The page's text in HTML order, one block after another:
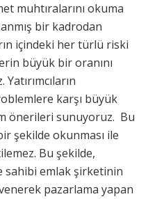
muhtıralarını okuma
bir kadrodan
içindeki her türlü riski
büyük bir oranını
Yatırımcıların
karşı büyük
önerileri sunuyoruz. Bu
şekilde okunması ile
Bu şekilde,
sahibi emlak şirketinin
pazarlama yapan